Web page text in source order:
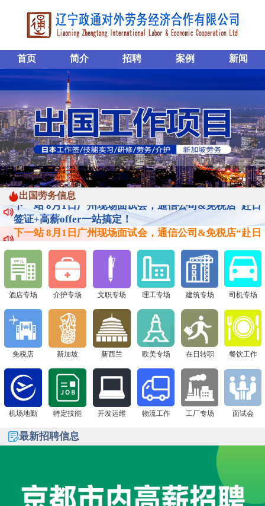
首页 简介 招聘 案例 新闻
出国劳务信息
下一站 8月1日广州现场面试会，通信公司&免税店“赴日
签证+高薪offer一站搞定！
下一站 8月1日广州现场面试会，通信公司&免税店“赴日
签证+高薪offer一站搞定！
下一站 8月1日广州现场面试会，通信公司&免税店“赴日
签证+高薪offer一站搞定！
下一站 8月1日广州现场面试会，通信公司&免税店“赴日
签证+高薪offer一站搞定！
酒店专场 介护专场 文职专场 理工专场 建筑专场 司机专场
免税店 新加坡 新西兰 欧美专场 在日转职 餐饮工作
机场地勤 特定技能 开发运维 物流工作 工厂专场 面试会
最新招聘信息